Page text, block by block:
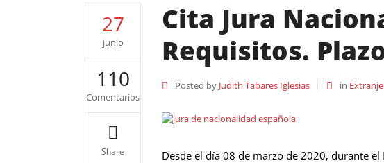
27
junio
110
Comentarios
Share
Cita Jura
Requisitos.
Posted by Judith Tabares Iglesias in
Desde el día 08 de marzo de 2020, durante